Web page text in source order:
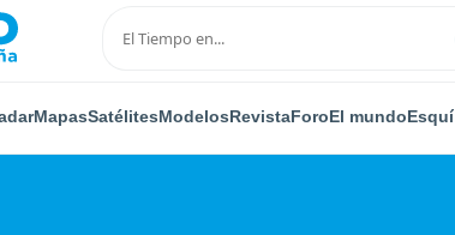
MapasSatélitesModelosRevistaForoEl mundoEsquí